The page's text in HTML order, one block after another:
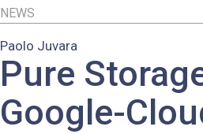
EU-
NEWS
Paolo Juvara
Pure
Google-